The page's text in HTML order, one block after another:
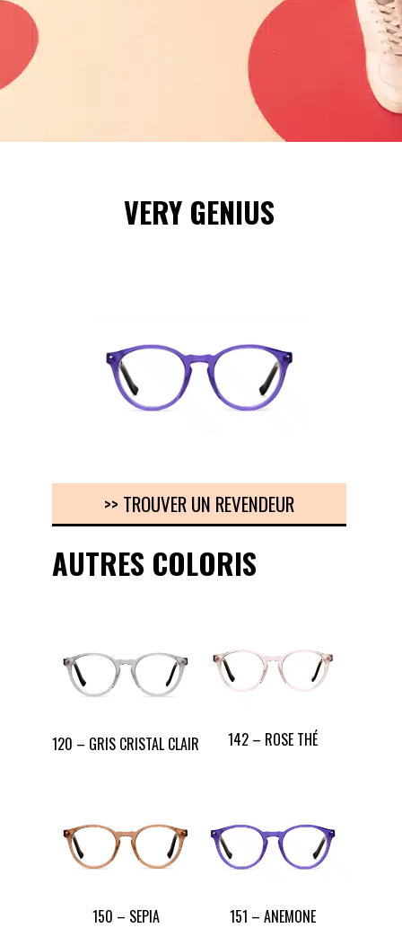
VERY GENIUS
>> TROUVER UN REVENDEUR
AUTRES COLORIS
120 – GRIS CRISTAL CLAIR 142 – ROSE THÉ
150 – SEPIA 151 – ANEMONE